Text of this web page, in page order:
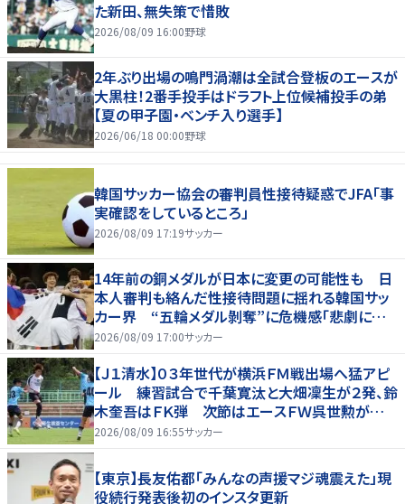
た新田、無失策で惜敗
2026/08/09 16:00野球
2年ぶり出場の鳴門渦潮は全試合登板のエースが
大黒柱！2番手投手はドラフト上位候補投手の弟
【夏の甲子園・ベンチ入り選手】
2026/06/18 00:00野球
韓国サッカー協会の審判員性接待疑惑でJFA「事
実確認をしているところ」
2026/08/09 17:19サッカー
14年前の銅メダルが日本に変更の可能性も 日
本人審判も絡んだ性接待問題に揺れる韓国サッ
カー界 “五輪メダル剝奪”に危機感「悲劇に見
舞われる」
2026/08/09 17:00サッカー
【Ｊ１清水】０３年世代が横浜ＦＭ戦出場へ猛アピ
ール 練習試合で千葉寛汰と大畑凜生が２発、鈴
木奎吾はＦＫ弾 次節はエースＦＷ呉世勲が出
場停止
2026/08/09 16:55サッカー
【東京】長友佑都「みんなの声援マジ魂震えた」現
役続行発表後初のインスタ更新